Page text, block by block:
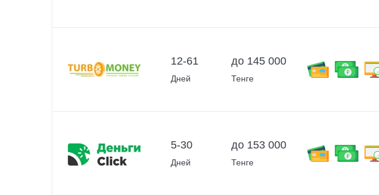
12-61
Дней
до 145 000
Тенге
5-30
Дней
до 153 000
Тенге